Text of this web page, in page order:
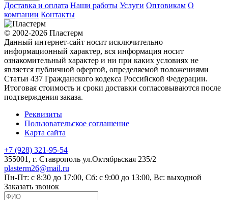
Доставка и оплата Наши работы Услуги Оптовикам О
компании Контакты
© 2002-2026 Пластерм
Данный интернет-сайт носит исключительно
информационный характер, вся информация носит
ознакомительный характер и ни при каких условиях не
является публичной офертой, определяемой положениями
Статьи 437 Гражданского кодекса Российской Федерации.
Итоговая стоимость и сроки доставки согласовываются после
подтверждения заказа.
Реквизиты
Пользовательское соглашение
Карта сайта
+7 (928) 321-95-54
355001 , г. Ставрополь ул.Октябрьская 235/2
plasterm26@mail.ru
Пн-Пт: с 8:30 до 17:00, Сб: с 9:00 до 13:00, Вс: выходной
Заказать звонок